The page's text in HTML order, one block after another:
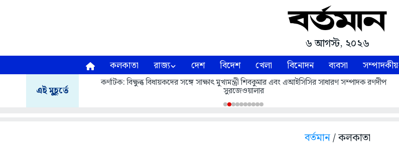
৬ আগস্ট, ২০২৬
কলকাতা রাজ্য দেশ বিদেশ খেলা বিনোদন ব্যবসা সম্পাদকীয়
এই মুহূর্তে
কর্ণাটক: বিক্ষুব্ধ বিধায়কদের সঙ্গে সাক্ষাৎ মুখ্যমন্ত্রী শিবকুমার এবং এআইসিসির সাধারণ সম্পাদক রণদীপ
সুরজেওয়ালার
বর্তমান/ কলকাতা